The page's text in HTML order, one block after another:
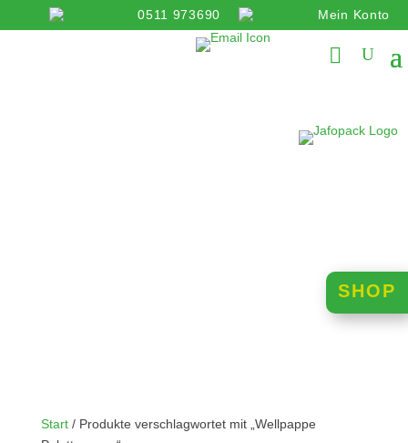
Mein Konto
0511 973690
info@jafopack.de
SHOP
Start/ Produkte verschlagwortet mit „Wellpappe